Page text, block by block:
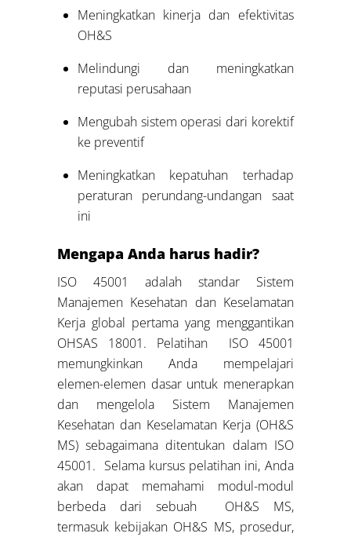
Meningkatkan kinerja dan efektivitas
OH&S
Melindungi dan meningkatkan
reputasi perusahaan
Mengubah sistem operasi dari korektif
ke preventif
Meningkatkan kepatuhan terhadap
peraturan perundang-undangan saat
ini
Mengapa Anda harus hadir?
ISO 45001 adalah standar Sistem
Manajemen Kesehatan dan Keselamatan
Kerja global pertama yang menggantikan
OHSAS 18001. Pelatihan ISO 45001
memungkinkan Anda mempelajari
elemen-elemen dasar untuk menerapkan
dan mengelola Sistem Manajemen
Kesehatan dan Keselamatan Kerja (OH&S
MS) sebagaimana ditentukan dalam ISO
45001. Selama kursus pelatihan ini, Anda
akan dapat memahami modul-modul
berbeda dari sebuah OH&S MS,
termasuk kebijakan OH&S MS, prosedur,